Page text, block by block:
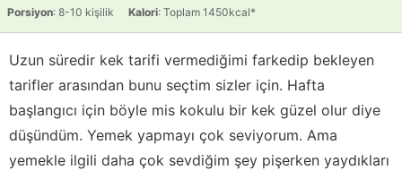
Porsiyon: 8-10 kişilik Kalori: Toplam 1450kcal*
Uzun süredir kek tarifi vermediğimi farkedip bekleyen
tarifler arasından bunu seçtim sizler için. Hafta
başlangıcı için böyle mis kokulu bir kek güzel olur diye
düşündüm. Yemek yapmayı çok seviyorum. Ama
yemekle ilgili daha çok sevdiğim şey pişerken yaydıkları